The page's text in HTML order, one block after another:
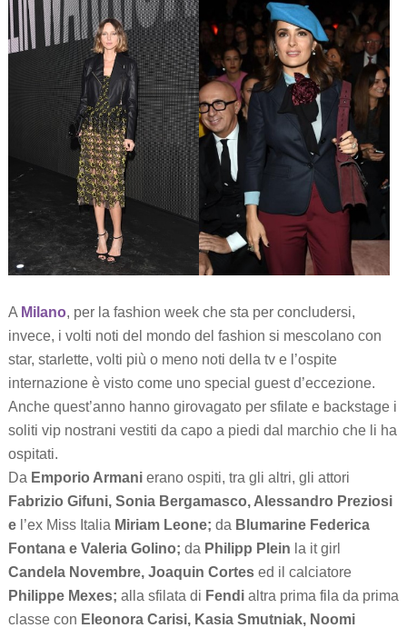
A Milano, per la fashion week che sta per concludersi,
invece, i volti noti del mondo del fashion si mescolano con
star, starlette, volti più o meno noti della tv e l’ospite
internazione è visto come uno special guest d’eccezione.
Anche quest’anno hanno girovagato per sfilate e backstage i
soliti vip nostrani vestiti da capo a piedi dal marchio che li ha
ospitati.
Da Emporio Armanierano ospiti, tra gli altri, gli attori
Fabrizio Gifuni, Sonia Bergamasco, Alessandro Preziosi
e l’ex Miss Italia Miriam Leone; da Blumarine Federica
Fontana e Valeria Golino; da Philipp Plein la it girl
Candela Novembre, Joaquin Cortes ed il calciatore
Philippe Mexes; alla sfilata di Fendialtra prima fila da prima
classe con Eleonora Carisi, Kasia Smutniak, Noomi